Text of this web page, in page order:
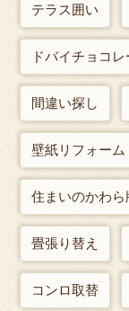
テラス囲い
ドバイチョコレ
間違い探し
壁紙リフォーム
住まいのかわ
畳張り替え
コンロ取替